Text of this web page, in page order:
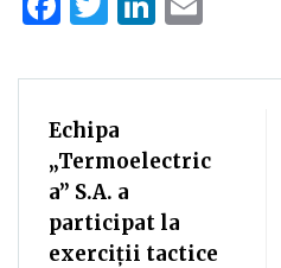
Echipa
„Termoelectric
a” S.A. a
participat la
exerciții tactice